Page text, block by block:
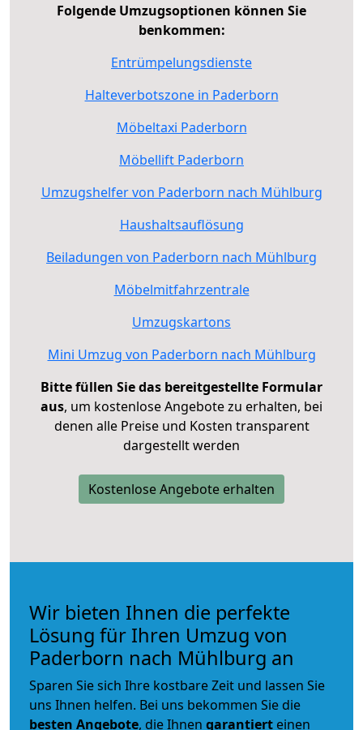
Folgende Umzugsoptionen können Sie
benkommen:
Entrümpelungsdienste
Halteverbotszone in Paderborn
Möbeltaxi Paderborn
Möbellift Paderborn
Umzugshelfer von Paderborn nach Mühlburg
Haushaltsauflösung
Beiladungen von Paderborn nach Mühlburg
Möbelmitfahrzentrale
Umzugskartons
Mini Umzug von Paderborn nach Mühlburg
Bitte füllen Sie das bereitgestellte Formular
aus, um kostenlose Angebote zu erhalten, bei
denen alle Preise und Kosten transparent
dargestellt werden
Kostenlose Angebote erhalten
Wir bieten Ihnen die perfekte
Lösung für Ihren Umzug von
Paderborn nach Mühlburg an
Sparen Sie sich Ihre kostbare Zeit und lassen Sie
uns Ihnen helfen. Bei uns bekommen Sie die
besten Angebote, die Ihnen garantiert einen